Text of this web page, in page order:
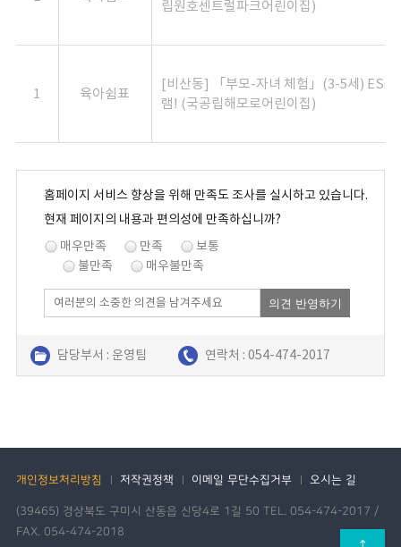
립원호센트럴파크어린이집)
1 육아쉼표
[비산동] 「부모-자녀 체험」(3-5세) ESG
램! (국공립해모로어린이집)
홈페이지 서비스 향상을 위해 만족도 조사를 실시하고 있습니다.
현재 페이지의 내용과 편의성에 만족하십니까?
매우만족
만족
보통
불만족
매우불만족
의견 반영하기
담당부서 : 운영팀 연락처 : 054-474-2017
개인정보처리방침 저작권정책 이메일 무단수집거부 오시는 길
↑
(39465) 경상북도 구미시 산동읍 신당4로 1길 50 TEL. 054-474-2017 /
FAX. 054-474-2018